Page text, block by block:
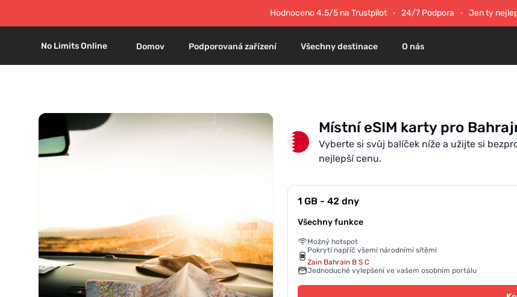
Hodnoceno 4.5/5 na Trustpilot 24/7 Podpora Jen ty
No Limits Online Domov Podporovaná zařízení Všechny destinace O nás
Místní eSIM karty pro
Vyberte si svůj balíček níže a užijte si
nejlepší cenu.
1 GB - 42 dny
Všechny funkce
Možný hotspot
Pokrytí napříč všemi národními sítěmi
Zain Bahrain B S C
Jednoduché vylepšení ve vašem osobním portálu